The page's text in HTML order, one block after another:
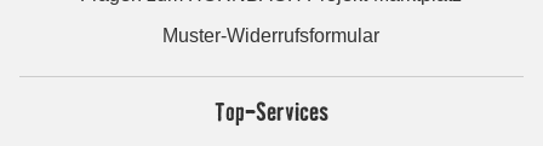
Muster-Widerrufsformular
Top-Services